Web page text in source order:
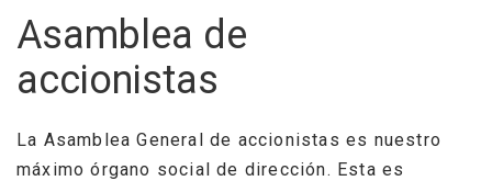
de
a
la
navegación
Asamblea de
accionistas
La Asamblea General de accionistas es nuestro
máximo órgano social de dirección. Esta es